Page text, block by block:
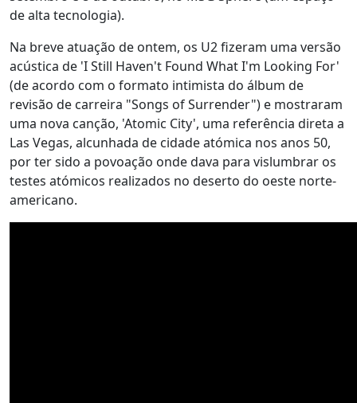
de alta tecnologia).
Na breve atuação de ontem, os U2 fizeram uma versão
acústica de 'I Still Haven't Found What I'm Looking For'
(de acordo com o formato intimista do álbum de
revisão de carreira "Songs of Surrender") e mostraram
uma nova canção, 'Atomic City', uma referência direta a
Las Vegas, alcunhada de cidade atómica nos anos 50,
por ter sido a povoação onde dava para vislumbrar os
testes atómicos realizados no deserto do oeste norte-
americano.